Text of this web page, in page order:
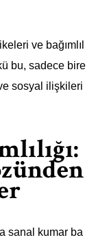
ve bağımlıl
bu, sadece bire
sosyal ilişkileri
sanal kumar ba